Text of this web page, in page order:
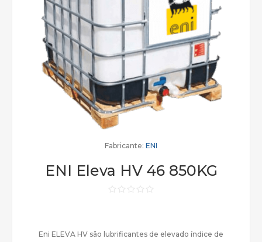
Fabricante: ENI
ENI Eleva HV 46 850KG
Eni ELEVA HV são lubrificantes de elevado índice de